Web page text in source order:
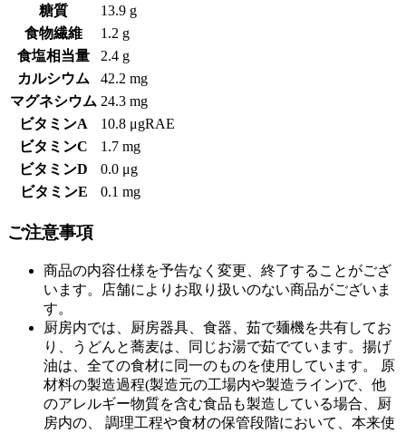
糖質
13.9 g
食物繊維
1.2 g
食塩相当量
2.4 g
カルシウム
42.2 mg
マグネシウム 24.3 mg
ビタミンA
10.8 μgRAE
ビタミンC
1.7 mg
ビタミンD
0.0 μg
ビタミンE
0.1 mg
ご注意事項
商品の内容仕様を予告なく変更、終了することがござ
います。店舗によりお取り扱いのない商品がございま
す。
厨房内では、厨房器具、食器、茹で麺機を共有してお
り、うどんと蕎麦は、同じお湯で茹でています。揚げ
油は、全ての食材に同一のものを使用しています。 原
材料の製造過程(製造元の工場内や製造ライン)で、他
のアレルギー物質を含む食品も製造している場合、厨
房内の、 調理工程や食材の保管段階において、本来使